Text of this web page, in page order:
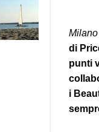
Milano
di
punti
i